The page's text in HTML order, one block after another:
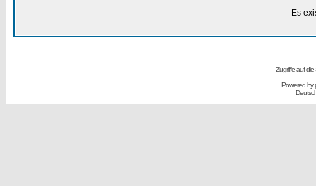
Es
Zugriffe auf
Powered by